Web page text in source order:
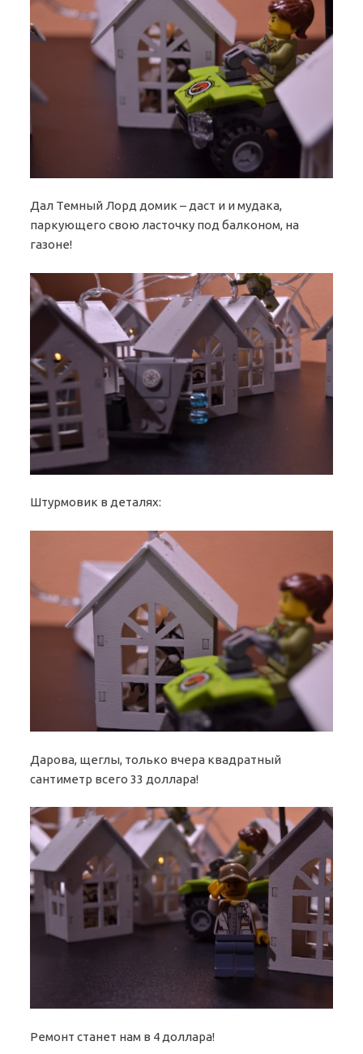
Дал Темный Лорд домик – даст и и мудака,
паркующего свою ласточку под балконом, на
газоне!
Штурмовик в деталях:
Дарова, щеглы, только вчера квадратный
сантиметр всего 33 доллара!
Ремонт станет нам в 4 доллара!